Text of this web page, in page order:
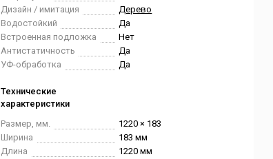
Дизайн / имитация
Дерево
Водостойкий
Да
Встроенная подложка
Нет
Антистатичность
Да
УФ-обработка
Да
Технические
характеристики
Размер, мм.
1220 × 183
Ширина
183 мм
Длина
1220 мм